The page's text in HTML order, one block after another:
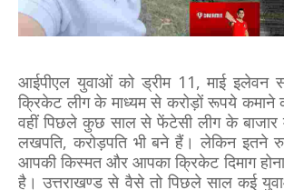
आईपीएल युवाओं को ड्रीम 11, माई इलेवन
क्रिकेट लीग के माध्यम से करोड़ों रूपये कमाने
वहीं पिछले कुछ साल से फेंटेसी लीग के
लखपति, करोड़पति भी बने हैं। लेकिन इतने
आपकी किस्मत और आपका क्रिकेट दिमाग
है। उत्तराखण्ड से वैसे तो पिछले साल कई